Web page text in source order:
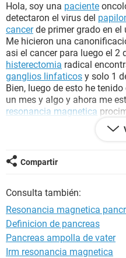
BIENESTAR
SEXUALIDAD
GLOSARIO
Hola, soy una paciente
detectaron el virus del
cancerde primer grado en el
Me hicieron una
asi el cancer para luego el 2
histerectomia radical
ganglios linfaticos y solo 1
Bien, luego de esto he
un mes y algo y ahora me
resonancia magnetica
empezaran con la
en elpancreas
, como si
me reflejan en la espalda y
Yo veo que se estan
temo que sea demasiado
mas grave ...
Porfavor que hago , se me
examenes y no se que hacer
Compartir
Consulta también:
Resonancia magnetica
Definicion de pancreas
Pancreas ampolla de vater
Irm resonancia magnetica